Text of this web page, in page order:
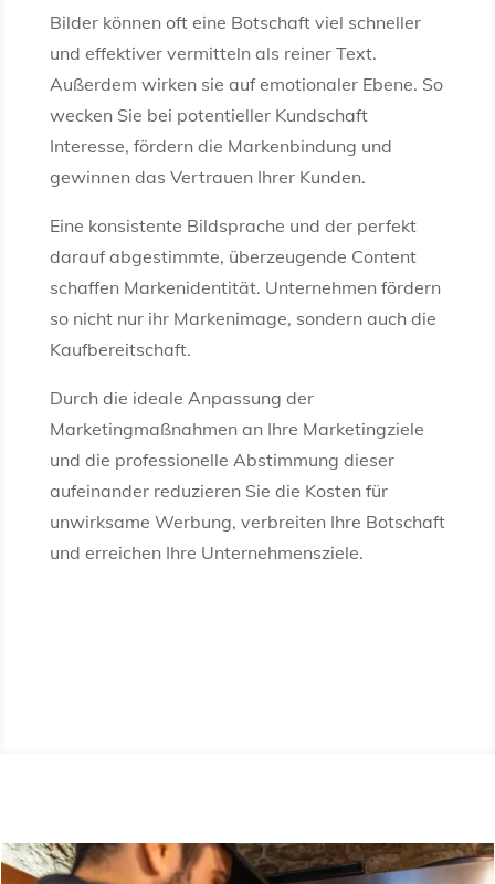
Bilder können oft eine Botschaft viel schneller
und effektiver vermitteln als reiner Text.
Außerdem wirken sie auf emotionaler Ebene. So
wecken Sie bei potentieller Kundschaft
Interesse, fördern die Markenbindung und
gewinnen das Vertrauen Ihrer Kunden.
Eine konsistente Bildsprache und der perfekt
darauf abgestimmte, überzeugende Content
schaffen Markenidentität. Unternehmen fördern
so nicht nur ihr Markenimage, sondern auch die
Kaufbereitschaft.
Durch die ideale Anpassung der
Marketingmaßnahmen an Ihre Marketingziele
und die professionelle Abstimmung dieser
aufeinander reduzieren Sie die Kosten für
unwirksame Werbung, verbreiten Ihre Botschaft
und erreichen Ihre Unternehmensziele.